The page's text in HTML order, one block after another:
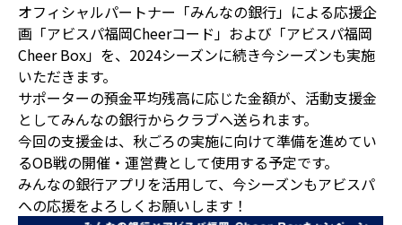
オフィシャルパートナー「みんなの銀行」による応援企
画「アビスパ福岡Cheerコード」および「アビスパ福岡
Cheer Box」を、2024シーズンに続き今シーズンも実施
いただきます。
サポーターの預金平均残高に応じた金額が、活動支援金
としてみんなの銀行からクラブへ送られます。
今回の支援金は、秋ごろの実施に向けて準備を進めてい
るOB戦の開催・運営費として使用する予定です。
みんなの銀行アプリを活用して、今シーズンもアビスパ
への応援をよろしくお願いします！